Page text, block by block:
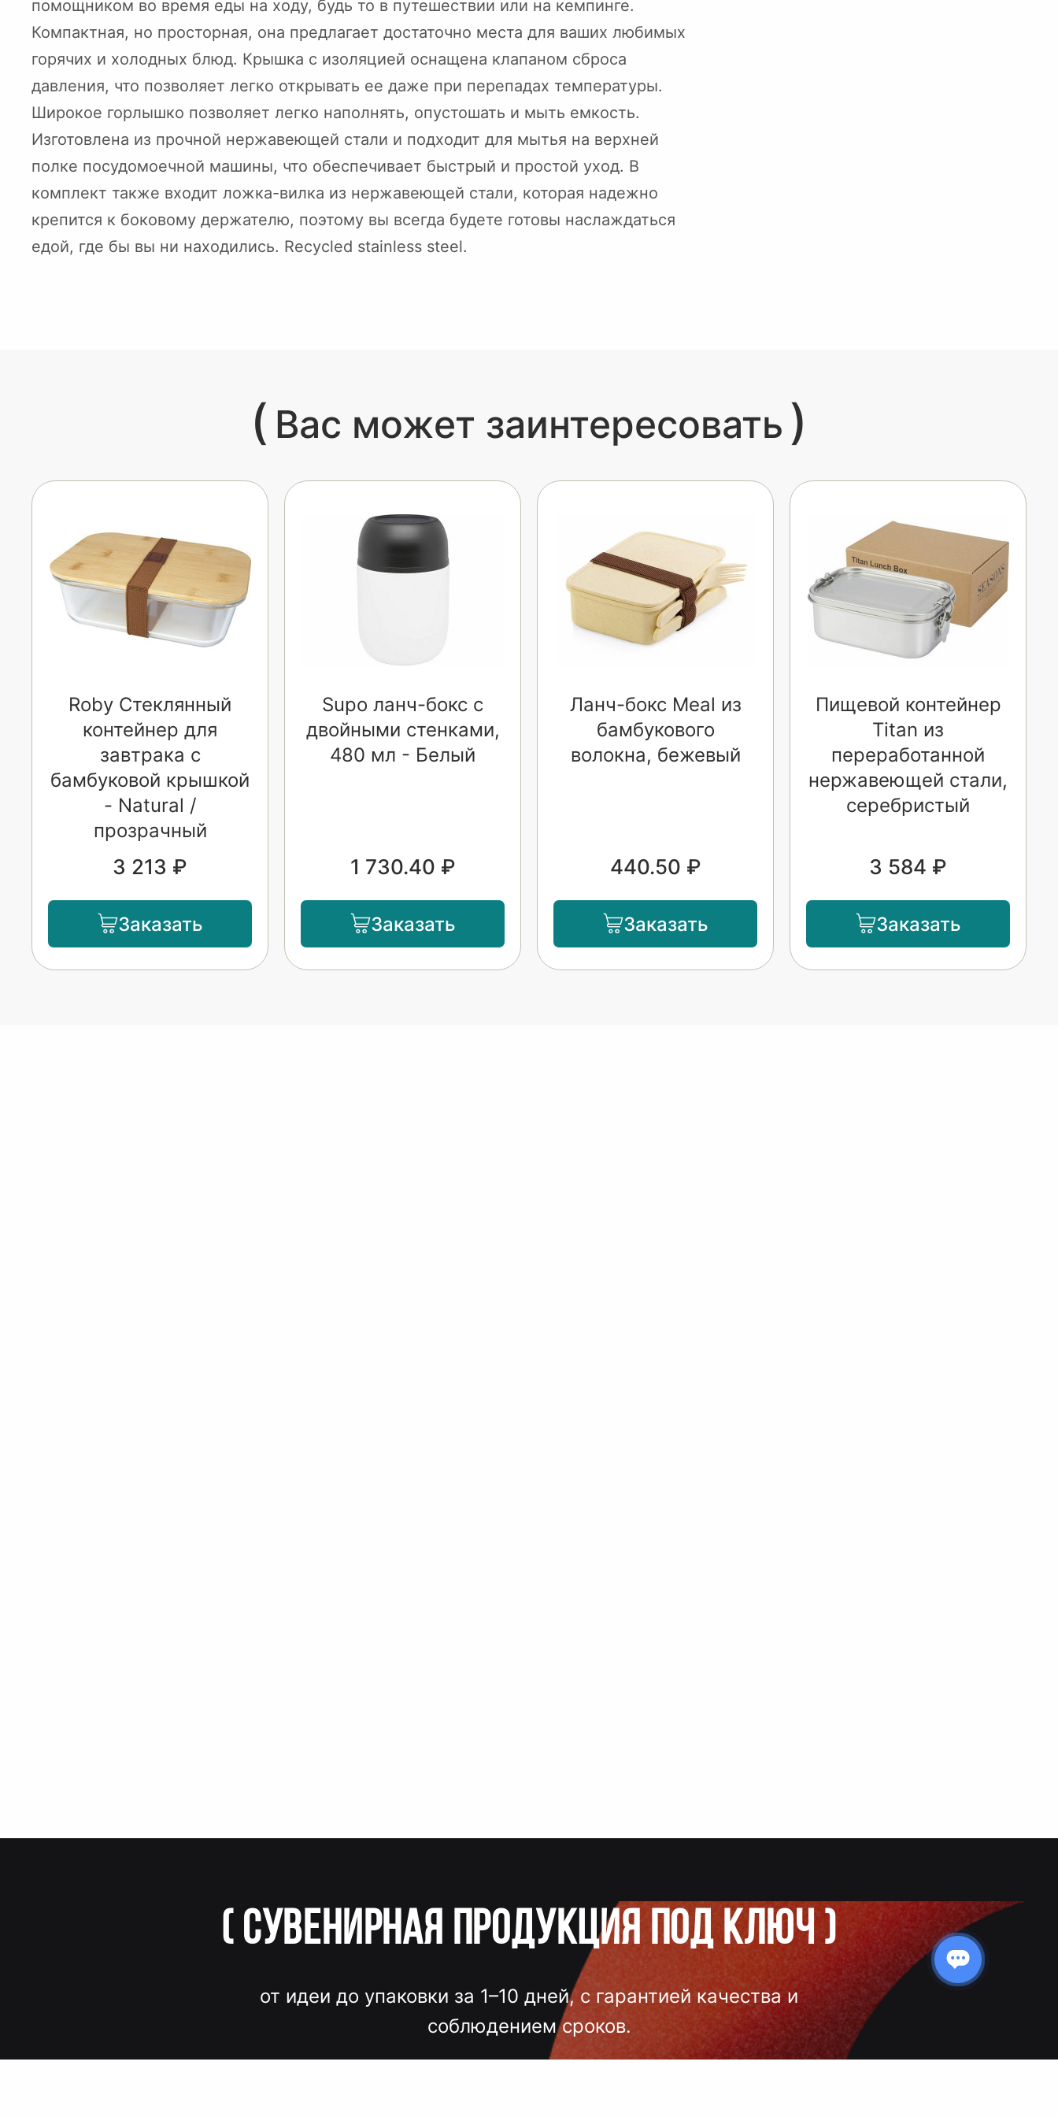
помощником во время еды на ходу, будь то в путешествии или на кемпинге.
Компактная, но просторная, она предлагает достаточно места для ваших любимых
горячих и холодных блюд. Крышка с изоляцией оснащена клапаном сброса
давления, что позволяет легко открывать ее даже при перепадах температуры.
Широкое горлышко позволяет легко наполнять, опустошать и мыть емкость.
Изготовлена из прочной нержавеющей стали и подходит для мытья на верхней
полке посудомоечной машины, что обеспечивает быстрый и простой уход. В
комплект также входит ложка-вилка из нержавеющей стали, которая надежно
крепится к боковому держателю, поэтому вы всегда будете готовы наслаждаться
едой, где бы вы ни находились. Recycled stainless steel.
( Вас может заинтересовать )
Roby Стеклянный
контейнер для
завтрака с
бамбуковой крышкой
- Natural /
прозрачный
3 213 ₽
Заказать
Supo ланч-бокс с
двойными стенками,
480 мл - Белый
1 730.40 ₽
Заказать
Ланч-бокс Meal из
бамбукового
волокна, бежевый
440.50 ₽
Заказать
Пищевой контейнер
Titan из
переработанной
нержавеющей стали,
серебристый
3 584 ₽
Заказать
( Сувенирная продукция под ключ)
от идеи до упаковки за 1–10 дней, с гарантией качества и
соблюдением сроков.